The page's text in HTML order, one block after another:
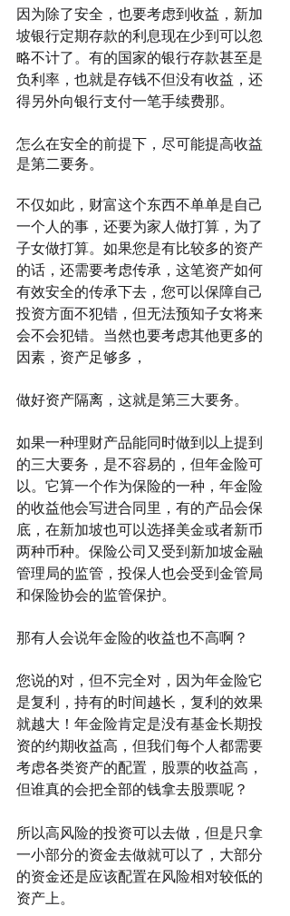
因为除了安全，也要考虑到收益，新加
坡银行定期存款的利息现在少到可以忽
略不计了。有的国家的银行存款甚至是
负利率，也就是存钱不但没有收益，还
得另外向银行支付一笔手续费那。
怎么在安全的前提下，尽可能提高收益
是第二要务。
不仅如此，财富这个东西不单单是自己
一个人的事，还要为家人做打算，为了
子女做打算。如果您是有比较多的资产
的话，还需要考虑传承，这笔资产如何
有效安全的传承下去，您可以保障自己
投资方面不犯错，但无法预知子女将来
会不会犯错。当然也要考虑其他更多的
因素，资产足够多，
做好资产隔离，这就是第三大要务。
如果一种理财产品能同时做到以上提到
的三大要务，是不容易的，但年金险可
以。它算一个作为保险的一种，年金险
的收益他会写进合同里，有的产品会保
底，在新加坡也可以选择美金或者新币
两种币种。保险公司又受到新加坡金融
管理局的监管，投保人也会受到金管局
和保险协会的监管保护。
那有人会说年金险的收益也不高啊？
您说的对，但不完全对，因为年金险它
是复利，持有的时间越长，复利的效果
就越大！年金险肯定是没有基金长期投
资的约期收益高，但我们每个人都需要
考虑各类资产的配置，股票的收益高，
但谁真的会把全部的钱拿去股票呢？
所以高风险的投资可以去做，但是只拿
一小部分的资金去做就可以了，大部分
的资金还是应该配置在风险相对较低的
资产上。